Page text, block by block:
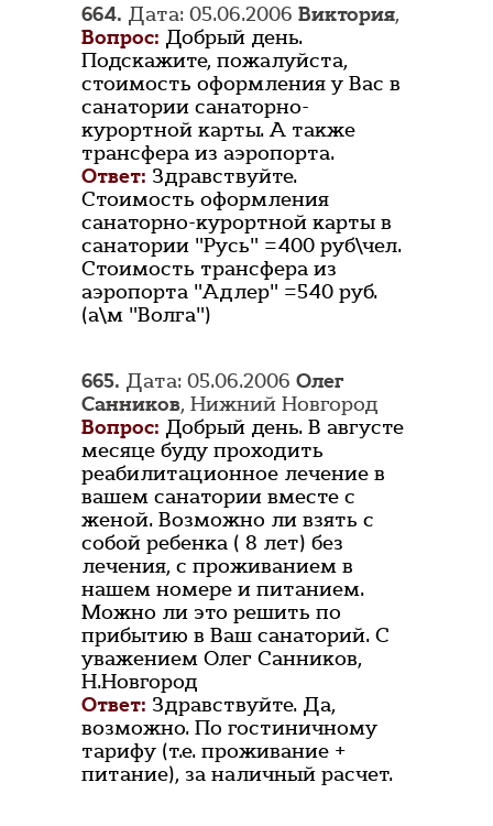
664. Дата: 05.06.2006 Виктория,
Вопрос: Добрый день.
Подскажите, пожалуйста,
стоимость оформления у Вас в
санатории санаторно-
курортной карты. А также
трансфера из аэропорта.
Ответ: Здравствуйте.
Стоимость оформления
санаторно-курортной карты в
санатории "Русь" =400 руб\чел.
Стоимость трансфера из
аэропорта "Адлер" =540 руб.
(а\м "Волга")
665. Дата: 05.06.2006 Олег
Санников, Нижний Новгород
Вопрос: Добрый день. В августе
месяце буду проходить
реабилитационное лечение в
вашем санатории вместе с
женой. Возможно ли взять с
собой ребенка ( 8 лет) без
лечения, с проживанием в
нашем номере и питанием.
Можно ли это решить по
прибытию в Ваш санаторий. С
уважением Олег Санников,
Н.Новгород
Ответ: Здравствуйте. Да,
возможно. По гостиничному
тарифу (т.е. проживание +
питание), за наличный расчет.